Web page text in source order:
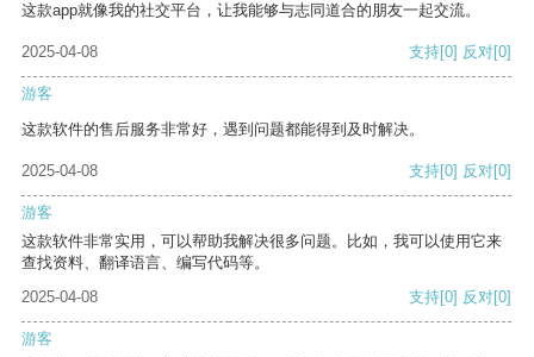
这款app就像我的社交平台，让我能够与志同道合的朋友一起交流。
2025-04-08 支持[0] 反对[0]
游客
这款软件的售后服务非常好，遇到问题都能得到及时解决。
2025-04-08 支持[0] 反对[0]
游客
这款软件非常实用，可以帮助我解决很多问题。比如，我可以使用它来
查找资料、翻译语言、编写代码等。
2025-04-08
支持[0] 反对[0]
游客